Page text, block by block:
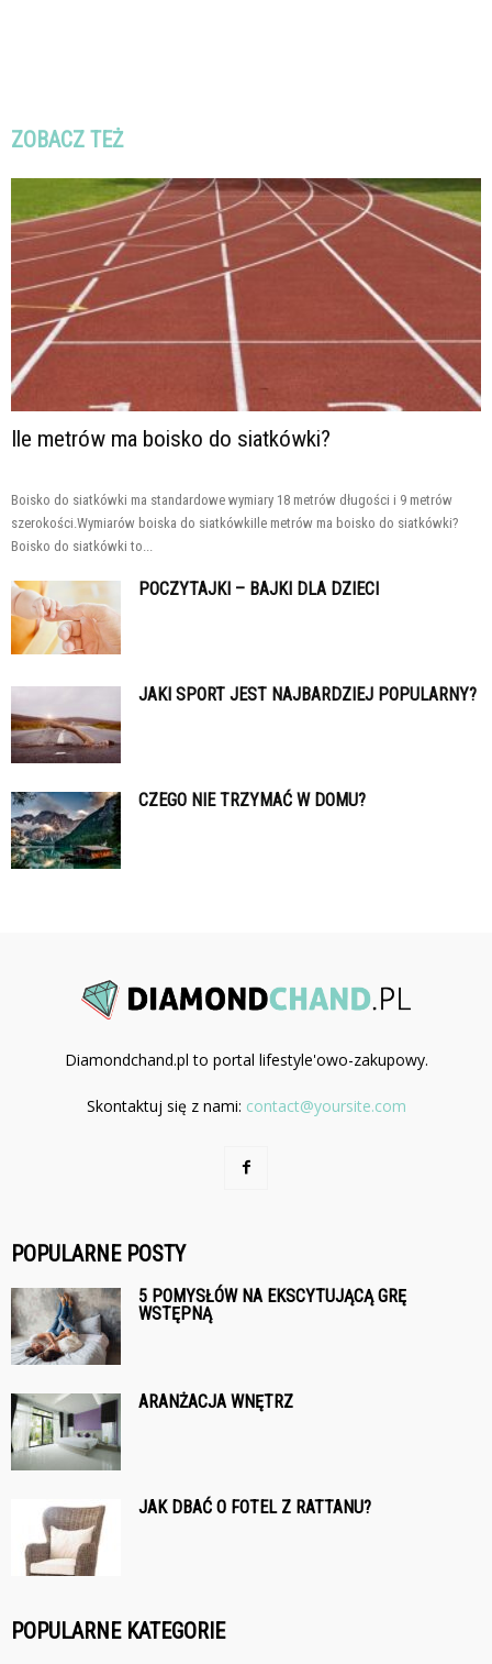
ZOBACZ TEŻ
Ile metrów ma boisko do siatkówki?
Boisko do siatkówki ma standardowe wymiary 18 metrów długości i 9 metrów
szerokości.Wymiarów boiska do siatkówkiIle metrów ma boisko do siatkówki?
Boisko do siatkówki to...
POCZYTAJKI – BAJKI DLA DZIECI
JAKI SPORT JEST NAJBARDZIEJ POPULARNY?
CZEGO NIE TRZYMAĆ W DOMU?
Diamondchand.pl to portal lifestyle'owo-zakupowy.
Skontaktuj się z nami: contact@yoursite.com
POPULARNE POSTY
5 POMYSŁÓW NA EKSCYTUJĄCĄ GRĘ
WSTĘPNĄ
ARANŻACJA WNĘTRZ
JAK DBAĆ O FOTEL Z RATTANU?
POPULARNE KATEGORIE